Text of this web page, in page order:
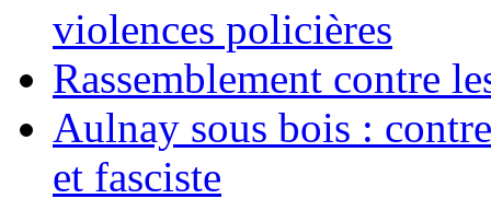
violences policières
Rassemblement contre
Aulnay sous bois :
et fasciste